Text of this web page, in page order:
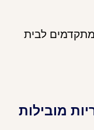
לבית
מובילות